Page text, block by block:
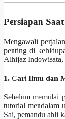
Persiapan
Mengawali
penting di
Alhijaz Indowisata,
1. Cari Ilmu dan
Sebelum memulai
tutorial mendalam
Sai, pemandu ahli